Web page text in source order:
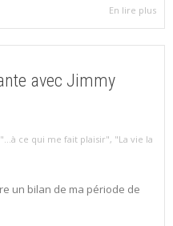
En lire plus
avec Jimmy
"...à ce qui me fait plaisir", "La vie la
un bilan de ma période de